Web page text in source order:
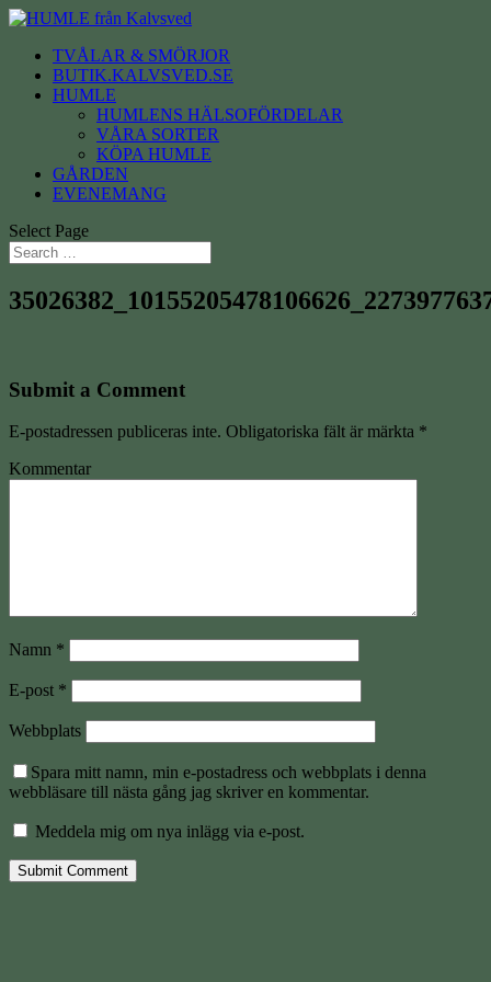
TVÅLAR & SMÖRJOR
BUTIK.KALVSVED.SE
HUMLE
HUMLENS HÄLSOFÖRDELAR
VÅRA SORTER
KÖPA HUMLE
GÅRDEN
EVENEMANG
Select Page
Submit a Comment
E-postadressen publiceras inte. Obligatoriska fält är märkta *
Kommentar
Namn *
E-post *
Webbplats
Spara mitt namn, min e-postadress och webbplats i denna
webbläsare till nästa gång jag skriver en kommentar.
Meddela mig om nya inlägg via e-post.